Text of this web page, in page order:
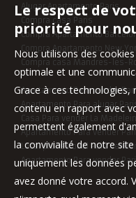
Alugar Apartamento Paris
Compra casa Paris
Compra Apartamento
Compra Apartamento New
Compra casa Mandres-les-
Apartamento Para vender
Apartamento Para alugar
Casa Para vender La
Apartamento Para vender
Local profissional Para
Apartamento Para vender
Le respect de
priorité pour
Nous utilisons des
optimale et une
Grace à ces
contenu en rapport avec
permettent également
la convivialité de notre
uniquement les données
avez donné votre accord.